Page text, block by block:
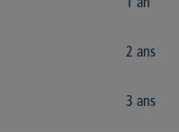
1 an
2 ans
3 ans